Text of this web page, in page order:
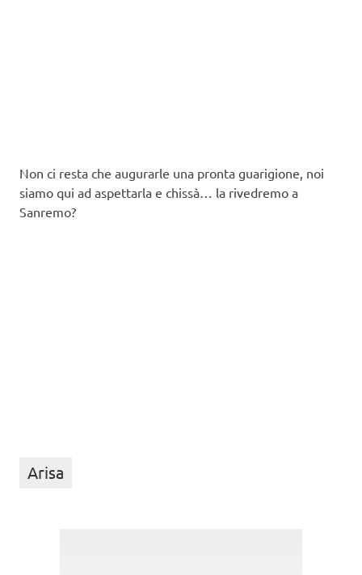
Non ci resta che augurarle una pronta guarigione, noi
siamo qui ad aspettarla e chissà… la rivedremo a
Sanremo?
Arisa